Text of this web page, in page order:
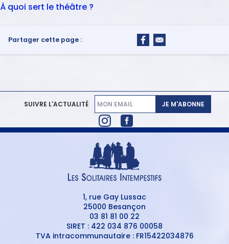
À quoi sert le théâtre ?
Partager cette page :
SUIVRE L'ACTUALITÉ JE M'ABONNE
1, rue Gay Lussac
25000 Besançon
03 81 81 00 22
SIRET : 422 034 876 00058
TVA intracommunautaire : FR15422034876